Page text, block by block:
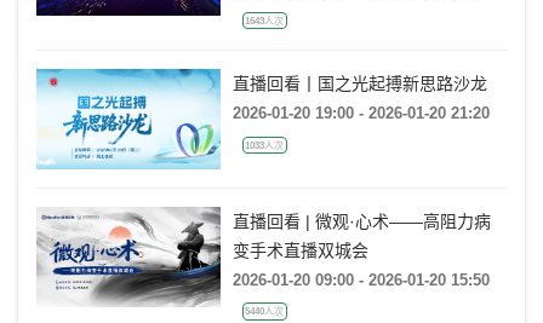
1643人次
直播回看丨国之光起搏新思路沙龙
2026-01-20 19:00 - 2026-01-20 21:20
1033人次
直播回看 | 微观·心术——高阻力病
变手术直播双城会
2026-01-20 09:00 - 2026-01-20 15:50
5440人次